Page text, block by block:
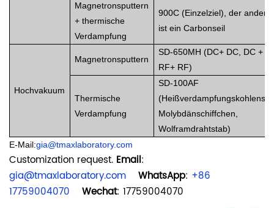
Magnetronsputtern
+ thermische
Verdampfung
900C (Einzelziel), der andere
ist ein Carbonseil
Hochvakuum
Magnetronsputtern
SD-650MH (DC+ DC, DC +
RF+ RF)
Thermische
Verdampfung
SD-100AF
Molybdänschiffchen,
Wolframdrahtstab)
E-Mail:gia@tmaxlaboratory.com
Customization request. Email:
gia@tmaxlaboratory.com
WhatsApp: +86
17759004070
Wechat: 17759004070